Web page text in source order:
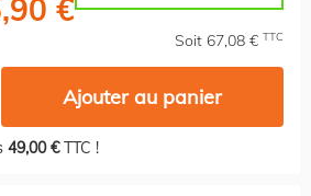
€
Soit 67,08 € TTC
Ajouter au panier
49,00 €TTC !